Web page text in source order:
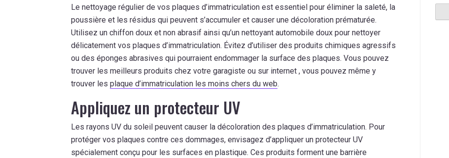
Le nettoyage régulier de vos plaques d’immatriculation est essentiel pour éliminer la saleté, la
poussière et les résidus qui peuvent s’accumuler et causer une décoloration prématurée.
Utilisez un chiffon doux et non abrasif ainsi qu’un nettoyant automobile doux pour nettoyer
délicatement vos plaques d’immatriculation. Évitez d’utiliser des produits chimiques agressifs
ou des éponges abrasives qui pourraient endommager la surface des plaques. Vous pouvez
trouver les meilleurs produits chez votre garagiste ou sur internet , vous pouvez même y
trouver les plaque d’immatriculation les moins chers du web.
Appliquez un protecteur UV
Les rayons UV du soleil peuvent causer la décoloration des plaques d’immatriculation. Pour
protéger vos plaques contre ces dommages, envisagez d’appliquer un protecteur UV
spécialement conçu pour les surfaces en plastique. Ces produits forment une barrière